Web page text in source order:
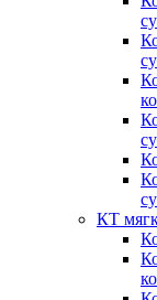
КТ